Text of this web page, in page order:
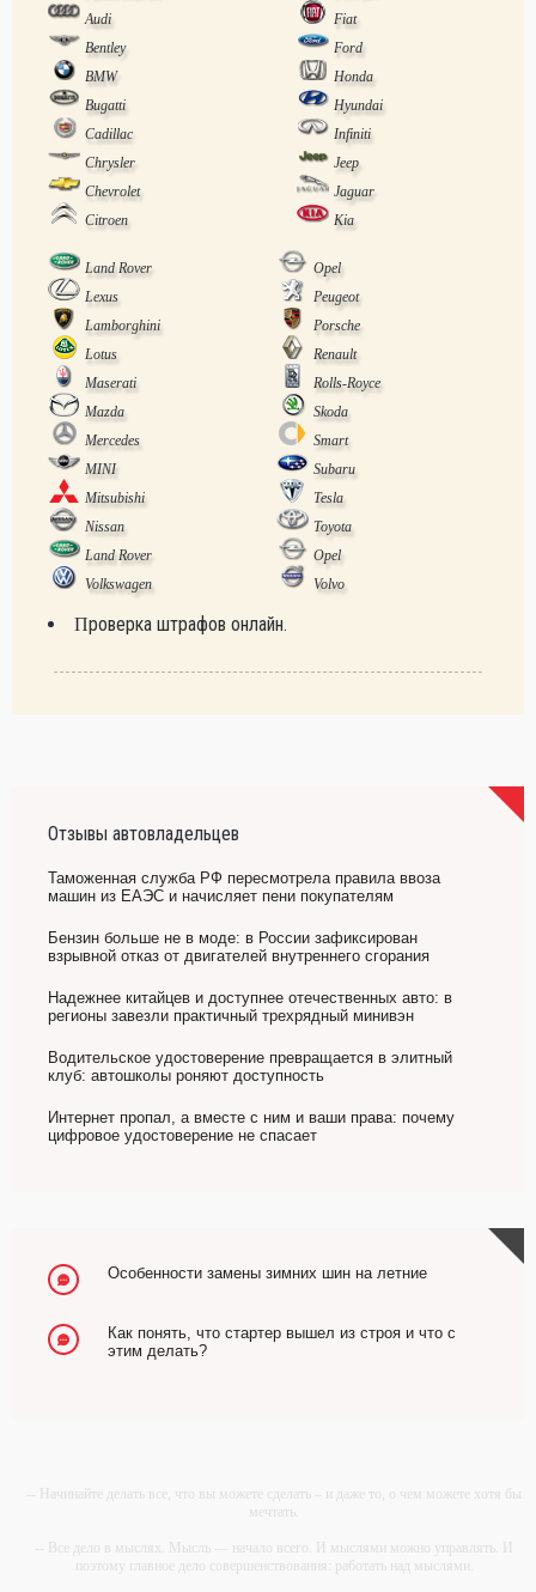
Audi
Fiat
Bentley
Ford
BMW
Honda
Bugatti
Hyundai
Cadillac
Infiniti
Chrysler
Jeep
Chevrolet
Jaguar
Citroen
Kia
Land Rover
Opel
Lexus
Peugeot
Lamborghini
Porsche
Lotus
Renault
Maserati
Rolls-Royce
Mazda
Skoda
Mercedes
Smart
MINI
Subaru
Mitsubishi
Tesla
Nissan
Toyota
Land Rover
Opel
Volkswagen
Volvo
Проверка штрафов онлайн.
Отзывы автовладельцев
Таможенная служба РФ пересмотрела правила ввоза
машин из ЕАЭС и начисляет пени покупателям
Бензин больше не в моде: в России зафиксирован
взрывной отказ от двигателей внутреннего сгорания
Надежнее китайцев и доступнее отечественных авто: в
регионы завезли практичный трехрядный минивэн
Водительское удостоверение превращается в элитный
клуб: автошколы роняют доступность
Интернет пропал, а вместе с ним и ваши права: почему
цифровое удостоверение не спасает
Особенности замены зимних шин на летние
Как понять, что стартер вышел из строя и что с
этим делать?
-- Начинайте делать все, что вы можете сделать – и даже то, о чем можете хотя бы
мечтать.
-- Все дело в мыслях. Мысль — начало всего. И мыслями можно управлять. И
поэтому главное дело совершенствования: работать над мыслями.